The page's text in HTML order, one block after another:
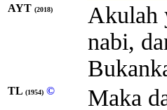
AYT (2018)
Akulah
nabi,
TL (1954) ©
Maka